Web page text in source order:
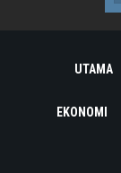
UTAMA
EKONOMI